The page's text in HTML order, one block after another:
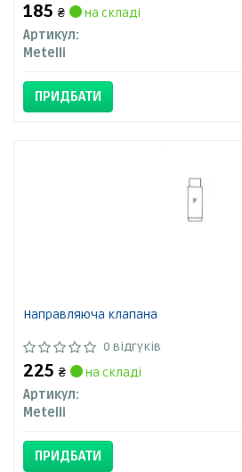
185 ₴
на складі
Артикул:
Metelli
ПРИДБАТИ
Направляюча клапана
0 відгуків
225 ₴
на складі
Артикул:
Metelli
ПРИДБАТИ